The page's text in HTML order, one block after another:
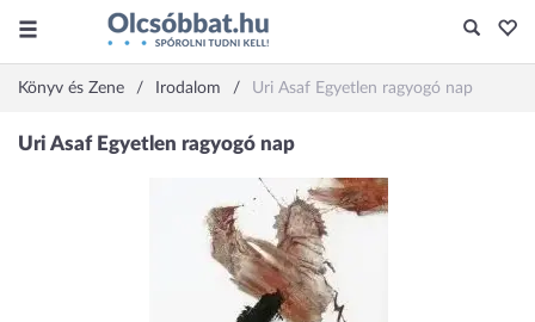
Könyv és Zene Irodalom Uri Asaf Egyetlen ragyogó nap